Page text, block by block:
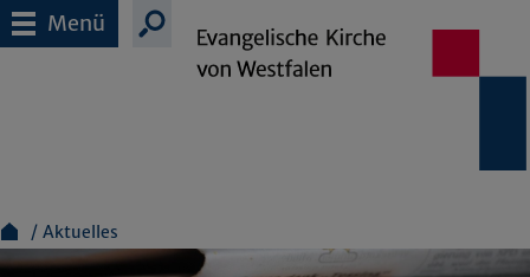
Menü
Aktuelles